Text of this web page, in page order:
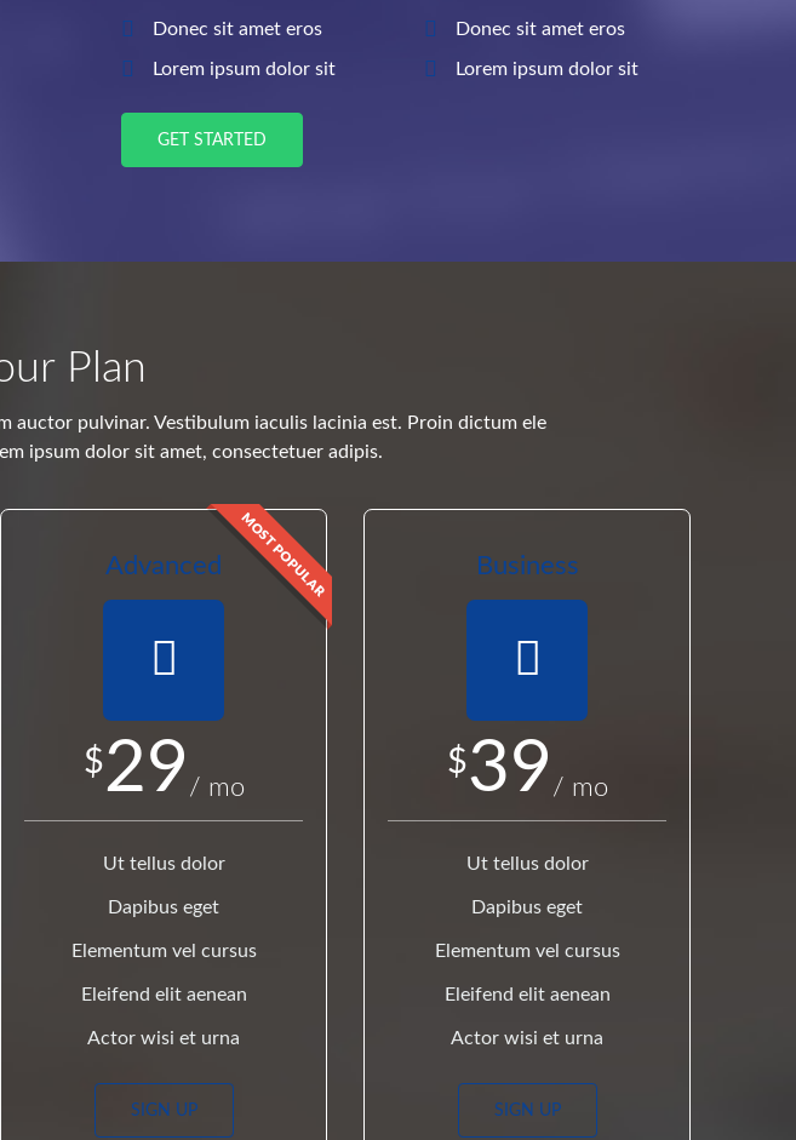
Donec sit amet eros
Lorem ipsum dolor sit
Donec sit amet eros
Lorem ipsum dolor sit
GET STARTED
Plan
auctor pulvinar. Vestibulum iaculis lacinia est. Proin dictum ele
ipsum dolor sit amet, consectetuer adipis.
Advanced
$29 / mo
Ut tellus dolor
Dapibus eget
Elementum vel cursus
Eleifend elit aenean
Actor wisi et urna
SIGN UP
Business
$39 / mo
Ut tellus dolor
Dapibus eget
Elementum vel cursus
Eleifend elit aenean
Actor wisi et urna
SIGN UP